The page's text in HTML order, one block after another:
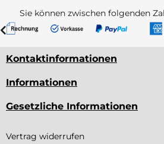
Sie können zwischen folgenden
Kontaktinformationen
Informationen
Gesetzliche Informationen
Vertrag widerrufen